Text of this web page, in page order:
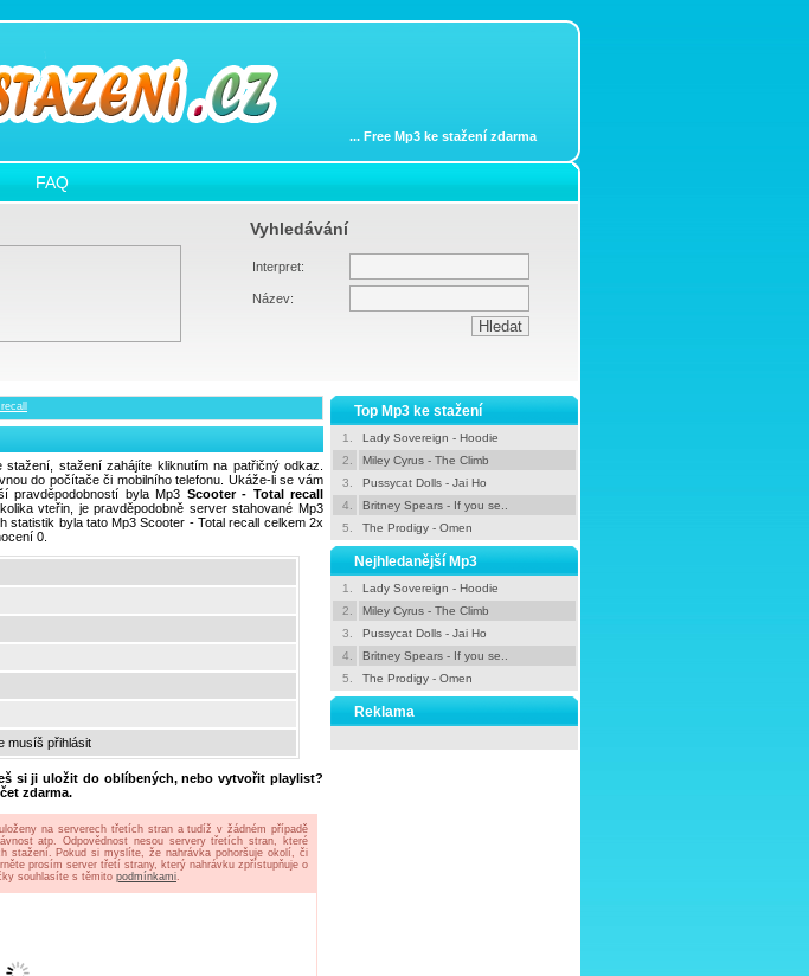
... Free Mp3 ke stažení zdarma
FAQ
Vyhledávání
Interpret:
Název:
stažení, stažení zahájíte kliknutím na patřičný odkaz.
do počítače či mobilního telefonu. Ukáže-li se vám
pravděpodobností byla Mp3 Scooter - Total recall
vteřin, je pravděpodobně server stahované Mp3
statistik byla tato Mp3 Scooter - Total recall celkem 2x
0.
musíš přihlásit
si ji uložit do oblíbených, nebo vytvořit playlist?
zdarma.
na serverech třetích stran a tudíž v žádném případě
atp. Odpovědnost nesou servery třetích stran, které
stažení. Pokud si myslíte, že nahrávka pohoršuje okolí, či
prosím server třetí strany, který nahrávku zpřístupňuje o
souhlasíte s těmito podmínkami.
Top Mp3 ke stažení
1.
Lady Sovereign - Hoodie
2.
Miley Cyrus - The Climb
3.
Pussycat Dolls - Jai Ho
4.
Britney Spears - If you se..
5.
The Prodigy - Omen
Nejhledanější Mp3
1.
Lady Sovereign - Hoodie
2.
Miley Cyrus - The Climb
3.
Pussycat Dolls - Jai Ho
4.
Britney Spears - If you se..
5.
The Prodigy - Omen
Reklama